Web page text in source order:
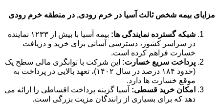
مزایای بیمه شخص ثالث آسیا در خرم رودی, در منطقه خرم رودی
شبکه گسترده نمایندگی ها:
بیمه آسیا با بیش از ۱۲۳۳ نماینده
در سراسر کشور، دسترسی آسانی برای خرید و دریافت
خسارت فراهم کرده است.
پرداخت سریع خسارت: این شرکت با توانگری مالی سطح یک
(حدود ۱۸۴ درصد در سال ۱۴۰۲)، تعهد بالایی در پرداخت به
موقع خسارت ها دارد.
امکان خرید قسطی: آسیا گزینه پرداخت اقساطی را ارائه می
دهد که برای بسیاری از رانندگان مزیت بزرگی است.